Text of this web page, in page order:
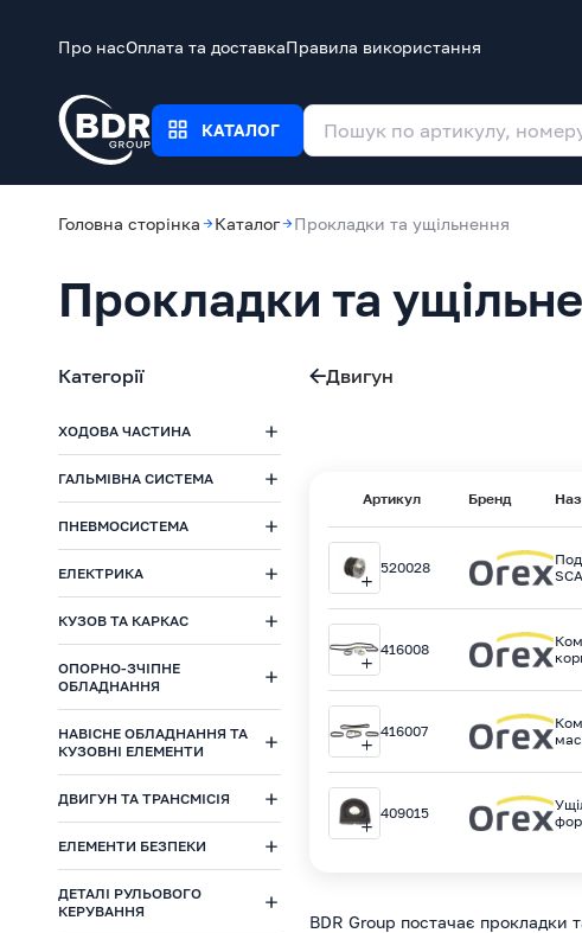
Про насОплата та доставкаПравила використання
КАТАЛОГ
Головна сторінка Каталог Прокладки та ущільнення
Прокладки та
Категорії
ХОДОВА ЧАСТИНА
ГАЛЬМІВНА СИСТЕМА
ПНЕВМОСИСТЕМА
ЕЛЕКТРИКА
КУЗОВ ТА КАРКАС
ОПОРНО-ЗЧІПНЕ
ОБЛАДНАННЯ
НАВІСНЕ ОБЛАДНАННЯ ТА
КУЗОВНІ ЕЛЕМЕНТИ
ДВИГУН ТА ТРАНСМІСІЯ
ЕЛЕМЕНТИ БЕЗПЕКИ
ДЕТАЛІ РУЛЬОВОГО
КЕРУВАННЯ
Двигун
Артикул Бренд
520028
416008
416007
409015
BDR Group постачає прокладки